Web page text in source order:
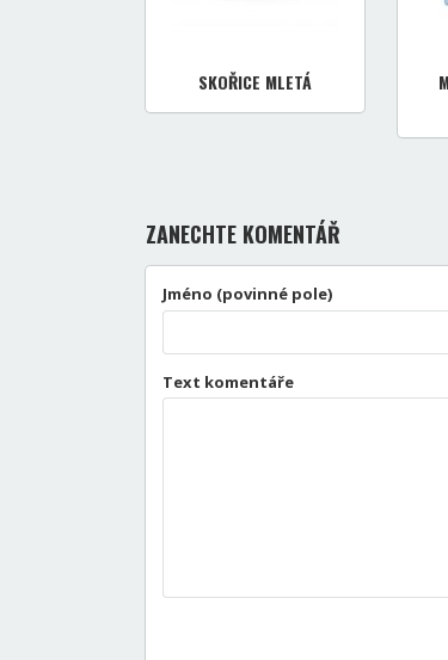
SKOŘICE MLETÁ
ZANECHTE KOMENTÁŘ
Jméno (povinné pole)
Text komentáře